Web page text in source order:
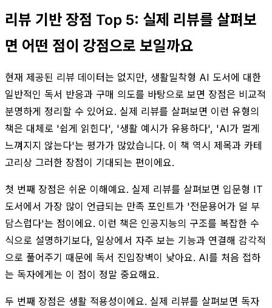
리뷰 기반 장점 Top 5: 실제 리뷰를 살펴보
면 어떤 점이 강점으로 보일까요
현재 제공된 리뷰 데이터는 없지만, 생활밀착형 AI 도서에 대한
일반적인 독서 반응과 구매 의도를 바탕으로 보면 장점은 비교적
분명하게 정리할 수 있어요. 실제 리뷰를 살펴보면 이런 유형의
책은 대체로 '쉽게 읽힌다', '생활 예시가 유용하다', 'AI가 멀게
느껴지지 않는다'는 평가가 많았습니다. 이 책 역시 제목과 카테
고리상 그러한 장점이 기대되는 편이에요.
첫 번째 장점은 쉬운 이해예요. 실제 리뷰를 살펴보면 입문형 IT
도서에서 가장 많이 언급되는 만족 포인트가 '전문용어가 덜 부
담스럽다'는 점이에요. 이런 책은 인공지능의 구조를 복잡한 수
식으로 설명하기보다, 일상에서 자주 보는 기능과 연결해 감각적
으로 풀어주기 때문에 독서 진입장벽이 낮아요. AI를 처음 접하
는 독자에게는 이 점이 정말 중요해요.
두 번째 장점은 생활 적용성이에요. 실제 리뷰를 살펴보면 독자